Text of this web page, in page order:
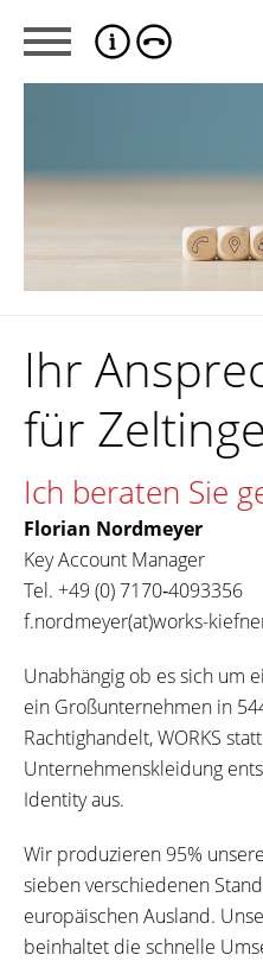
Ihr
für
Ich beraten Sie
Florian Nordmeyer
Key Account Manager
Tel. +49 (0) 7170‐4093356
f.nordmeyer(at)works-
Unabhängig ob es sich um
ein Großunternehmen in
Rachtighandelt, WORKS
Unternehmenskleidung
Identity aus.
Wir produzieren 95%
sieben verschiedenen
europäischen Ausland.
beinhaltet die schnelle